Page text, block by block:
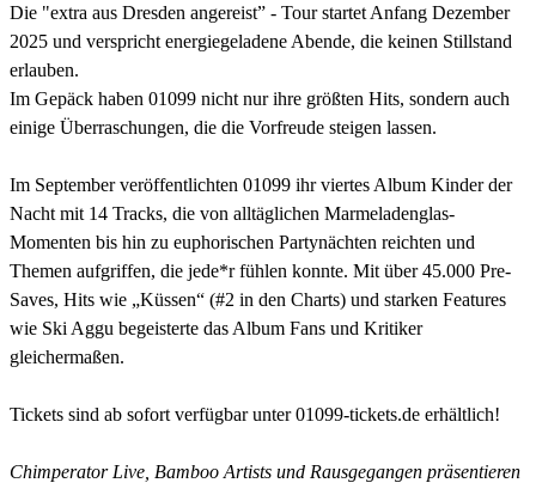
Die "extra aus Dresden angereist” - Tour startet Anfang Dezember
2025 und verspricht energiegeladene Abende, die keinen Stillstand
erlauben.
Im Gepäck haben 01099 nicht nur ihre größten Hits, sondern auch
einige Überraschungen, die die Vorfreude steigen lassen.
Im September veröffentlichten 01099 ihr viertes Album Kinder der
Nacht mit 14 Tracks, die von alltäglichen Marmeladenglas-
Momenten bis hin zu euphorischen Partynächten reichten und
Themen aufgriffen, die jede*r fühlen konnte. Mit über 45.000 Pre-
Saves, Hits wie „Küssen“ (#2 in den Charts) und starken Features
wie Ski Aggu begeisterte das Album Fans und Kritiker
gleichermaßen.
Tickets sind ab sofort verfügbar unter 01099-tickets.de erhältlich!
Chimperator Live, Bamboo Artists und Rausgegangen präsentieren